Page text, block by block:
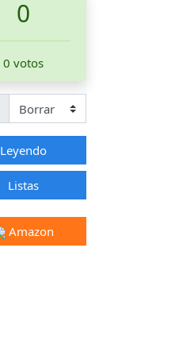
0
0 votos
Leyendo
Listas
Amazon